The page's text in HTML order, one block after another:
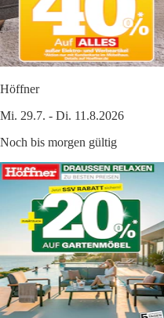
Höffner
Mi. 29.7. - Di. 11.8.2026
Noch bis morgen gültig